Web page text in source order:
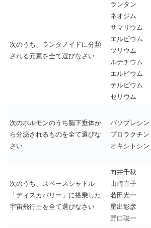
次のうち、ランタノイドに分類
される元素を全て選びなさい
ランタン
ネオジム
サマリウム
エルビウム
ツリウム
ルテチウム
エルビウム
テルビウム
セリウム
次のホルモンのうち脳下垂体か
ら分泌されるものを全て選びな
さい
バソプレシン
プロラクチン
オキシトシン
次のうち、スペースシャトル
「ディスカバリー」に搭乗した
宇宙飛行士を全て選びなさい
向井千秋
山崎直子
若田光一
星出彰彦
野口聡一